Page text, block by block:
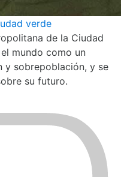
verde
de la Ciudad
mundo como un
y sobrepoblación, y se
su futuro.